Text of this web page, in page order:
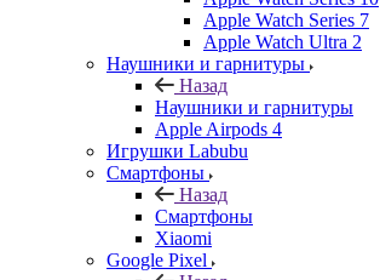
Apple Watch Series 7
Apple Watch Ultra 2
Наушники и гарнитуры
Назад
Наушники и гарнитуры
Apple Airpods 4
Игрушки Labubu
Смартфоны
Назад
Смартфоны
Xiaomi
Google Pixel